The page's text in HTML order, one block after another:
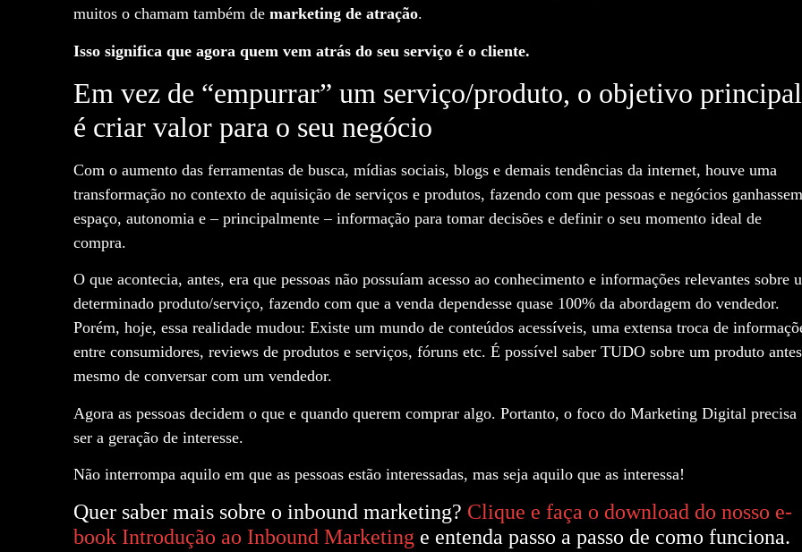
muitos o chamam também de marketing de atração.
Isso significa que agora quem vem atrás do seu serviço é o cliente.
Em vez de “empurrar” um serviço/produto, o objetivo principal
é criar valor para o seu negócio
Com o aumento das ferramentas de busca, mídias sociais, blogs e demais tendências da internet, houve uma
transformação no contexto de aquisição de serviços e produtos, fazendo com que pessoas e negócios ganhassem
espaço, autonomia e – principalmente – informação para tomar decisões e definir o seu momento ideal de
compra.
O que acontecia, antes, era que pessoas não possuíam acesso ao conhecimento e informações relevantes sobre
determinado produto/serviço, fazendo com que a venda dependesse quase 100% da abordagem do vendedor.
Porém, hoje, essa realidade mudou: Existe um mundo de conteúdos acessíveis, uma extensa troca de
entre consumidores, reviews de produtos e serviços, fóruns etc. É possível saber TUDO sobre um produto antes
mesmo de conversar com um vendedor.
Agora as pessoas decidem o que e quando querem comprar algo. Portanto, o foco do Marketing Digital precisa
ser a geração de interesse.
Não interrompa aquilo em que as pessoas estão interessadas, mas seja aquilo que as interessa!
Quer saber mais sobre o inbound marketing? Clique e faça o download do nosso e-
book Introdução ao Inbound Marketing e entenda passo a passo de como funciona.